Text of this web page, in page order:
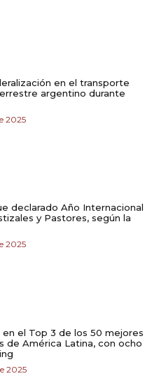
en el transporte
argentino durante
2025
declarado Año Internacional
y Pastores, según la
2025
el Top 3 de los 50 mejores
de América Latina, con ocho
2025